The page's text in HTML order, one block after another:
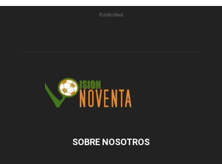
Publicidad
SOBRE NOSOTROS